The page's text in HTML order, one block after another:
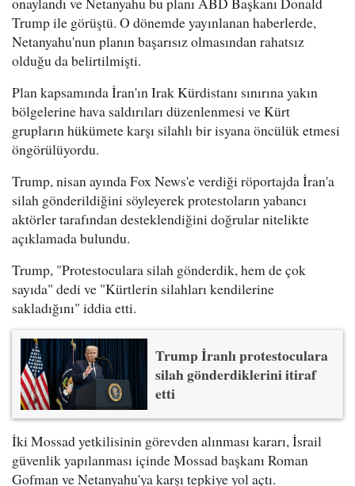
Trump ile görüştü. O dönemde yayınlanan haberlerde,
Netanyahu'nun planın başarısız olmasından rahatsız
olduğu da belirtilmişti.
Plan kapsamında İran'ın Irak Kürdistanı sınırına yakın
bölgelerine hava saldırıları düzenlenmesi ve Kürt
grupların hükümete karşı silahlı bir isyana öncülük etmesi
öngörülüyordu.
Trump, nisan ayında Fox News'e verdiği röportajda İran'a
silah gönderildiğini söyleyerek protestoların yabancı
aktörler tarafından desteklendiğini doğrular nitelikte
açıklamada bulundu.
Trump, "Protestoculara silah gönderdik, hem de çok
sayıda" dedi ve "Kürtlerin silahları kendilerine
sakladığını" iddia etti.
Trump İranlı protestoculara
silah gönderdiklerini itiraf
etti
İki Mossad yetkilisinin görevden alınması kararı, İsrail
güvenlik yapılanması içinde Mossad başkanı Roman
Gofman ve Netanyahu'ya karşı tepkiye yol açtı.